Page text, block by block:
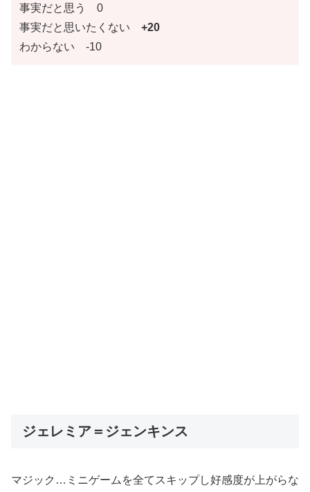
事実だと思う 0
事実だと思いたくない +20
わからない -10
ジェレミア＝ジェンキンス
マジック…ミニゲームを全てスキップし好感度が上がらな